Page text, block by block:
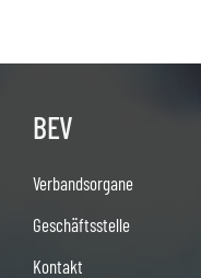
BEV
Verbandsorgane
Geschäftsstelle
Kontakt